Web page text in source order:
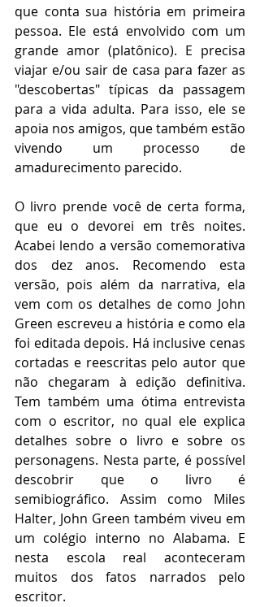
que conta sua história em primeira
pessoa. Ele está envolvido com um
grande amor (platônico). E precisa
viajar e/ou sair de casa para fazer as
"descobertas" típicas da passagem
para a vida adulta. Para isso, ele se
apoia nos amigos, que também estão
vivendo um processo de
amadurecimento parecido.
O livro prende você de certa forma,
que eu o devorei em três noites.
Acabei lendo a versão comemorativa
dos dez anos. Recomendo esta
versão, pois além da narrativa, ela
vem com os detalhes de como John
Green escreveu a história e como ela
foi editada depois. Há inclusive cenas
cortadas e reescritas pelo autor que
não chegaram à edição definitiva.
Tem também uma ótima entrevista
com o escritor, no qual ele explica
detalhes sobre o livro e sobre os
personagens. Nesta parte, é possível
descobrir que o livro é
semibiográfico. Assim como Miles
Halter, John Green também viveu em
um colégio interno no Alabama. E
nesta escola real aconteceram
muitos dos fatos narrados pelo
escritor.